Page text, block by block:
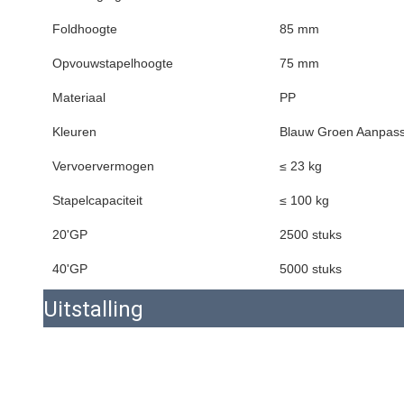
Foldhoogte 85 mm
Opvouwstapelhoogte 75 mm
Materiaal PP
Kleuren Blauw Groen
Vervoervermogen ≤ 23 kg
Stapelcapaciteit ≤ 100 kg
20'GP 2500 stuks
40'GP 5000 stuks
Uitstalling